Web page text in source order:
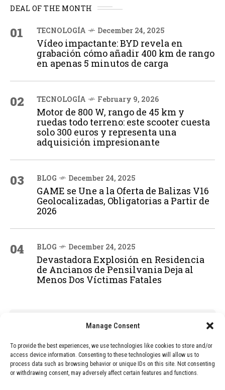
Manage Consent
To provide the best experiences, we use technologies like cookies to store and/or
access device information. Consenting to these technologies will allow us to
process data such as browsing behavior or unique IDs on this site. Not consenting
or withdrawing consent, may adversely affect certain features and functions.
DEAL OF THE MONTH
01 TECNOLOGÍA December 24, 2025
Vídeo impactante: BYD revela en
grabación cómo añadir 400 km de rango
en apenas 5 minutos de carga
02 TECNOLOGÍA February 9, 2026
Motor de 800 W, rango de 45 km y
ruedas todo terreno: este scooter cuesta
solo 300 euros y representa una
adquisición impresionante
03 BLOG December 24, 2025
GAME se Une a la Oferta de Balizas V16
Geolocalizadas, Obligatorias a Partir de
2026
04 BLOG December 24, 2025
Devastadora Explosión en Residencia
de Ancianos de Pensilvania Deja al
Menos Dos Víctimas Fatales